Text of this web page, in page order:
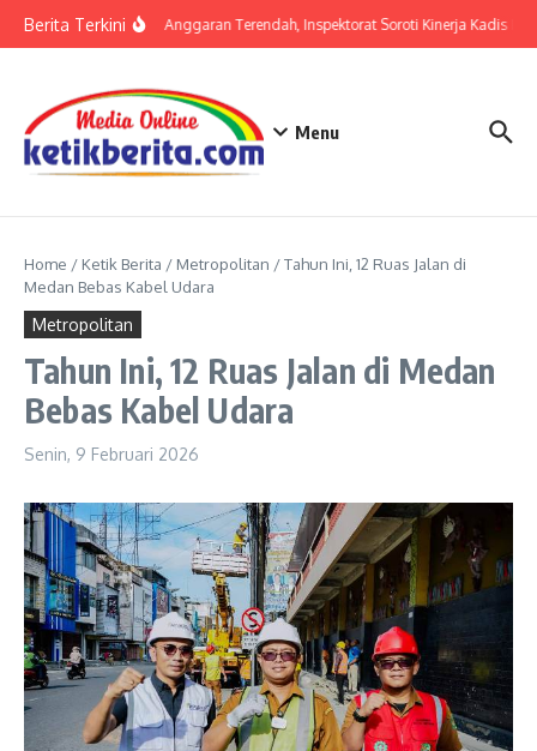
Berita TerkiniSerapan Anggaran Terendah, Inspektorat Soroti Kinerja Kadis
Menu
Home / Ketik Berita / Metropolitan /Tahun Ini, 12 Ruas Jalan di
Medan Bebas Kabel Udara
Metropolitan
Tahun Ini, 12 Ruas Jalan di Medan
Bebas Kabel Udara
Senin, 9 Februari 2026